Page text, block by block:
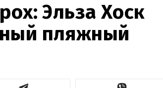
Эльза Хоск
пляжный